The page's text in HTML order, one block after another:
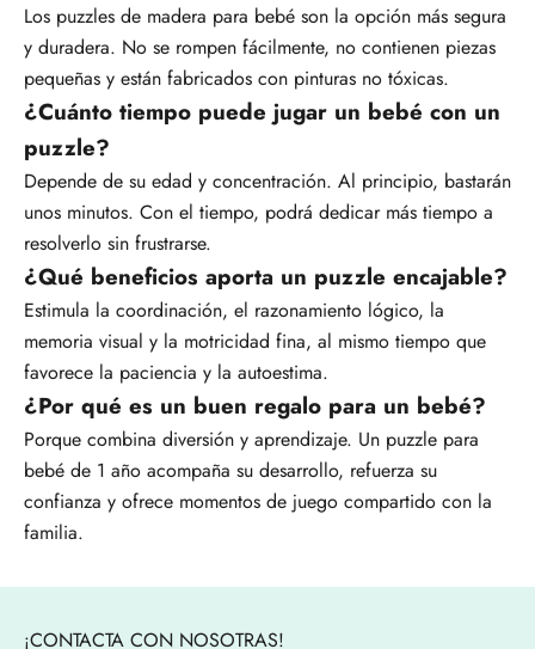
Los puzzles de madera para bebé son la opción más segura
y duradera. No se rompen fácilmente, no contienen piezas
pequeñas y están fabricados con pinturas no tóxicas.
¿Cuánto tiempo puede jugar un bebé con un
puzzle?
Depende de su edad y concentración. Al principio, bastarán
unos minutos. Con el tiempo, podrá dedicar más tiempo a
resolverlo sin frustrarse.
¿Qué beneficios aporta un puzzle encajable?
Estimula la coordinación, el razonamiento lógico, la
memoria visual y la motricidad fina, al mismo tiempo que
favorece la paciencia y la autoestima.
¿Por qué es un buen regalo para un bebé?
Porque combina diversión y aprendizaje. Un puzzle para
bebé de 1 año acompaña su desarrollo, refuerza su
confianza y ofrece momentos de juego compartido con la
familia.
¡CONTACTA CON NOSOTRAS!